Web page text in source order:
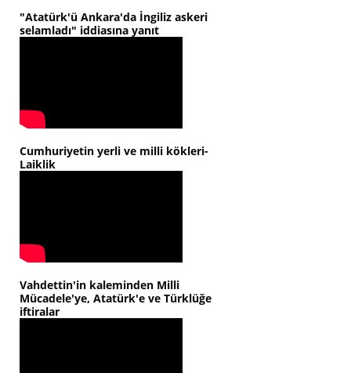
"Atatürk'ü Ankara'da İngiliz askeri
selamladı" iddiasına yanıt
Cumhuriyetin yerli ve milli kökleri-
Laiklik
Vahdettin'in kaleminden Milli
Mücadele'ye, Atatürk'e ve Türklüğe
iftiralar